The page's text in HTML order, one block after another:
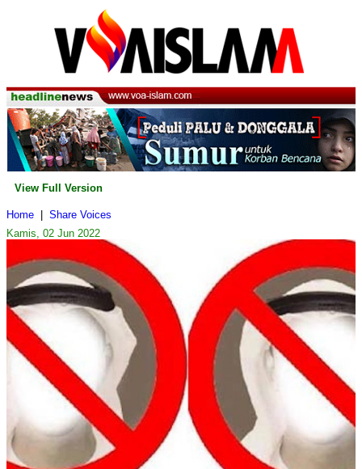
View Full Version
Home
Share Voices
Kamis, 02 Jun 2022